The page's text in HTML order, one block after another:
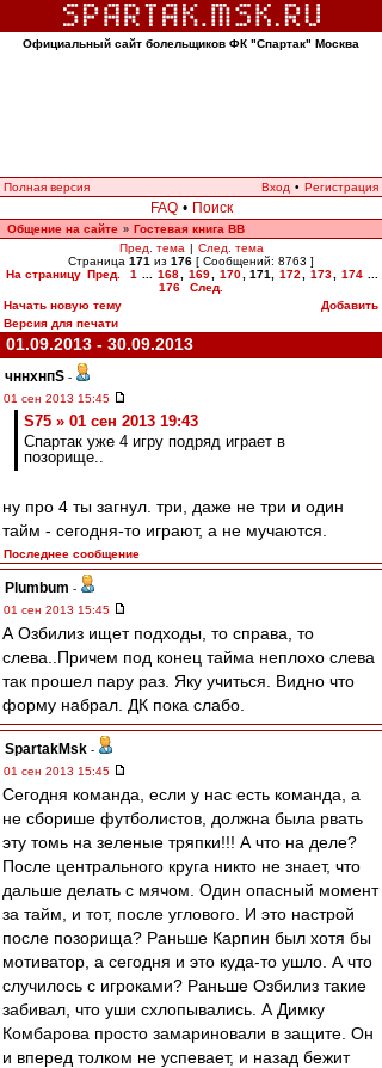
Официальный сайт болельщиков ФК "Спартак" Москва
Полная версия Вход • Регистрация
FAQ • Поиск
Общение на сайте » Гостевая книга ВВ
Пред. тема | След. тема
Страница 171 из 176 [ Сообщений: 8763 ]
На страницу Пред. 1 168 169 170 171 172 173 174
176
След.
Начать новую тему
Добавить
Версия для печати
01.09.2013 - 30.09.2013
чннхнпS -
01 сен 2013 15:45
S75 » 01 сен 2013 19:43
Спартак уже 4 игру подряд играет в
позорище..
ну про 4 ты загнул. три, даже не три и один
тайм - сегодня-то играют, а не мучаются.
Последнее сообщение
Plumbum -
01 сен 2013 15:45
А Озбилиз ищет подходы, то справа, то
слева..Причем под конец тайма неплохо слева
так прошел пару раз. Яку учиться. Видно что
форму набрал. ДК пока слабо.
SpartakMsk -
01 сен 2013 15:45
Сегодня команда, если у нас есть команда, а
не сборише футболистов, должна была рвать
эту томь на зеленые тряпки!!! А что на деле?
После центрального круга никто не знает, что
дальше делать с мячом. Один опасный момент
за тайм, и тот, после углового. И это настрой
после позорища? Раньше Карпин был хотя бы
мотиватор, а сегодня и это куда-то ушло. А что
случилось с игроками? Раньше Озбилиз такие
забивал, что уши схлопывались. А Димку
Комбарова просто замариновали в защите. Он
и вперед толком не успевает, и назад бежит